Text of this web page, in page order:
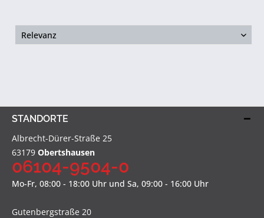
STANDORTE
Albrecht-Dürer-Straße 25
63179 Obertshausen
06104-9504-0
Mo-Fr, 08:00 - 18:00 Uhr und Sa, 09:00 - 16:00 Uhr
Gutenbergstraße 20